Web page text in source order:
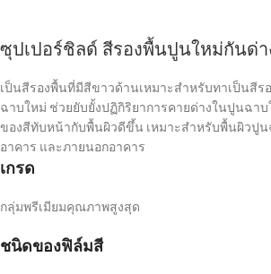
ซุปเปอร์ชิลด์ สีรองพื้นปูนใหม่กันด่า
เป็นสีรองพื้นที่มีสีขาวด้านเหมาะสำหรับทาเป็นสี
ฉาบใหม่ ช่วยยับยั้งปฏิกิริยาการคายด่างในปูนฉาบ
ของสีทับหน้ากับพื้นผิวดีขึ้น เหมาะสำหรับพื้นผิวปูน
อาคาร และภายนอกอาคาร
เกรด
กลุ่มพรีเมียมคุณภาพสูงสุด
ชนิดของฟิล์มสี